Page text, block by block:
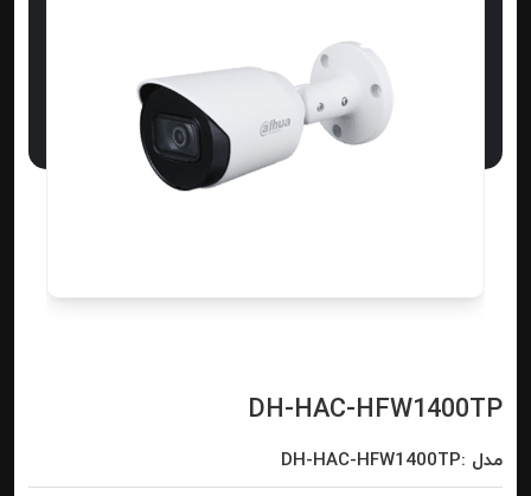
DH-HAC-HFW1400TP
مدل :DH-HAC-HFW1400TP